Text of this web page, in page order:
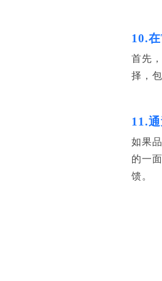
10.
首先
择，
11.
如果
的一
馈。